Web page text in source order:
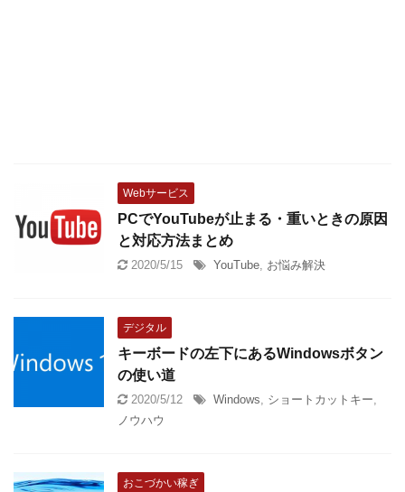
Webサービス
PCでYouTubeが止まる・重いときの原因
と対応方法まとめ
2020/5/15 YouTube お悩み解決
デジタル
キーボードの左下にあるWindowsボタン
の使い道
2020/5/12 Windows ショートカットキー
ノウハウ
おこづかい稼ぎ